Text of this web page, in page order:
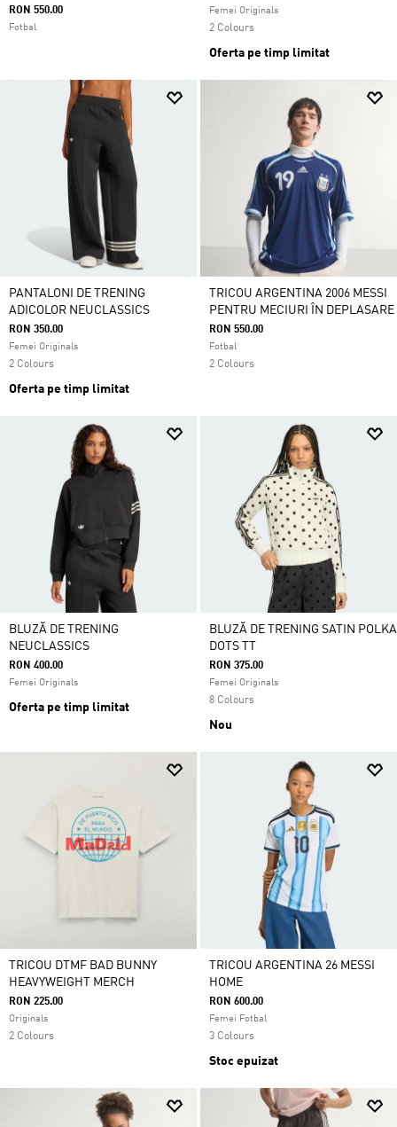
RON 550.00
Fotbal
Femei Originals
2 Colours
Oferta pe timp limitat
PANTALONI DE TRENING
ADICOLOR NEUCLASSICS
RON 350.00
Femei Originals
2 Colours
Oferta pe timp limitat
TRICOU ARGENTINA 2006 MESSI
PENTRU MECIURI ÎN DEPLASARE
RON 550.00
Fotbal
2 Colours
BLUZĂ DE TRENING
NEUCLASSICS
RON 400.00
Femei Originals
Oferta pe timp limitat
BLUZĂ DE TRENING SATIN POLKA
DOTS TT
RON 375.00
Femei Originals
8 Colours
Nou
TRICOU DTMF BAD BUNNY
HEAVYWEIGHT MERCH
RON 225.00
Originals
2 Colours
TRICOU ARGENTINA 26 MESSI
HOME
RON 600.00
Femei Fotbal
3 Colours
Stoc epuizat